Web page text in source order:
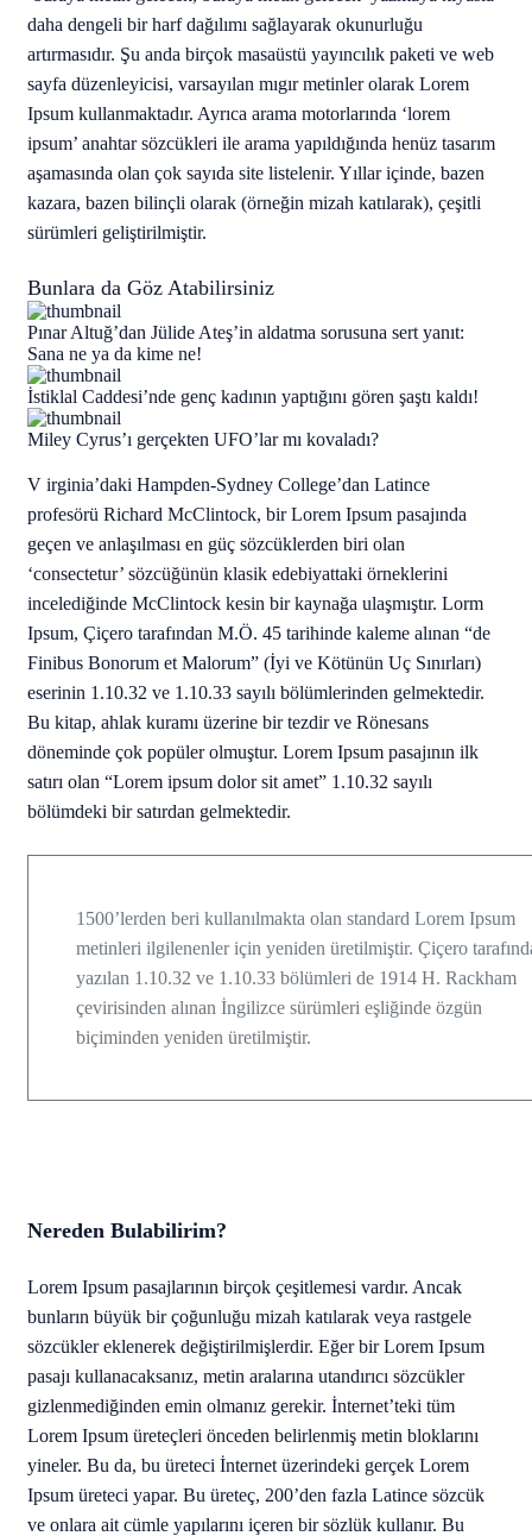
daha dengeli bir harf dağılımı sağlayarak okunurluğu
artırmasıdır. Şu anda birçok masaüstü yayıncılık paketi ve web
sayfa düzenleyicisi, varsayılan mıgır metinler olarak Lorem
Ipsum kullanmaktadır. Ayrıca arama motorlarında ‘lorem
ipsum’ anahtar sözcükleri ile arama yapıldığında henüz tasarım
aşamasında olan çok sayıda site listelenir. Yıllar içinde, bazen
kazara, bazen bilinçli olarak (örneğin mizah katılarak), çeşitli
sürümleri geliştirilmiştir.
Bunlara da Göz Atabilirsiniz
Pınar Altuğ’dan Jülide Ateş’in aldatma sorusuna sert yanıt:
Sana ne ya da kime ne!
İstiklal Caddesi’nde genç kadının yaptığını gören şaştı kaldı!
Miley Cyrus’ı gerçekten UFO’lar mı kovaladı?
Virginia’daki Hampden-Sydney College’dan Latince
profesörü Richard McClintock, bir Lorem Ipsum pasajında
geçen ve anlaşılması en güç sözcüklerden biri olan
‘consectetur’ sözcüğünün klasik edebiyattaki örneklerini
incelediğindeMcClintock kesin bir kaynağa ulaşmıştır. Lorm
Ipsum, Çiçero tarafından M.Ö. 45 tarihinde kaleme alınan “de
Finibus Bonorum et Malorum” (İyi ve Kötünün Uç Sınırları)
eserinin 1.10.32 ve 1.10.33 sayılı bölümlerinden gelmektedir.
Bu kitap, ahlak kuramı üzerine bir tezdir ve Rönesans
döneminde çok popüler olmuştur. Lorem Ipsum pasajının ilk
satırı olan “Lorem ipsum dolor sit amet” 1.10.32 sayılı
bölümdeki bir satırdan gelmektedir.
1500’lerden beri kullanılmakta olan standard Lorem Ipsum
metinleri ilgilenenler için yeniden üretilmiştir. Çiçero
yazılan 1.10.32 ve 1.10.33 bölümleri de 1914 H. Rackham
çevirisinden alınan İngilizce sürümleri eşliğinde özgün
biçiminden yeniden üretilmiştir.
Nereden Bulabilirim?
Lorem Ipsum pasajlarının birçok çeşitlemesi vardır. Ancak
bunların büyük bir çoğunluğu mizah katılarak veya rastgele
sözcükler eklenerek değiştirilmişlerdir. Eğer bir Lorem Ipsum
pasajı kullanacaksanız, metin aralarına utandırıcı sözcükler
gizlenmediğinden emin olmanız gerekir. İnternet’teki tüm
Lorem Ipsum üreteçleri önceden belirlenmiş metin bloklarını
yineler. Bu da, bu üreteci İnternet üzerindeki gerçek Lorem
Ipsum üreteci yapar. Bu üreteç, 200’den fazla Latince sözcük
ve onlara ait cümle yapılarını içeren bir sözlük kullanır. Bu